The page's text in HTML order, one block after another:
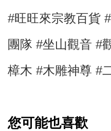
#旺旺來宗教百貨
團隊 #坐山觀音 #
樟木 #木雕神尊 #
您可能也喜歡